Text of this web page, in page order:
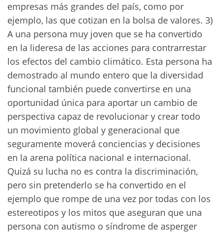
empresas más grandes del país, como por
ejemplo, las que cotizan en la bolsa de valores. 3)
A una persona muy joven que se ha convertido
en la lideresa de las acciones para contrarrestar
los efectos del cambio climático. Esta persona ha
demostrado al mundo entero que la diversidad
funcional también puede convertirse en una
oportunidad única para aportar un cambio de
perspectiva capaz de revolucionar y crear todo
un movimiento global y generacional que
seguramente moverá conciencias y decisiones
en la arena política nacional e internacional.
Quizá su lucha no es contra la discriminación,
pero sin pretenderlo se ha convertido en el
ejemplo que rompe de una vez por todas con los
estereotipos y los mitos que aseguran que una
persona con autismo o síndrome de asperger